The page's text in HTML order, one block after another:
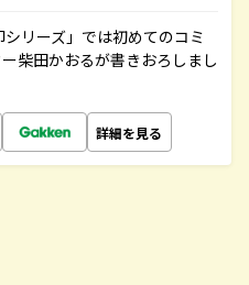
リーズ」では初めてのコミ
柴田かおるが書きおろしまし
詳細を見る